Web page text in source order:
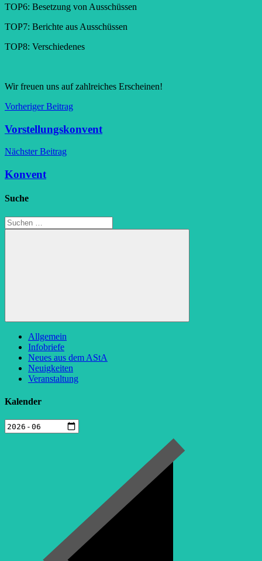
TOP6: Besetzung von Ausschüssen
TOP7: Berichte aus Ausschüssen
TOP8: Verschiedenes
Wir freuen uns auf zahlreiches Erscheinen!
Beitragsnavigation
Vorheriger Beitrag
Vorstellungskonvent
Nächster Beitrag
Konvent
Suche
Suchen
nach:
Suchen
Allgemein
Infobriefe
Neues aus dem AStA
Neuigkeiten
Veranstaltung
Kalender